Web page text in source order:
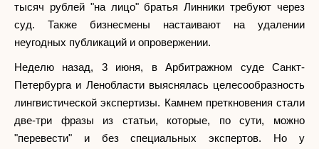
тысяч рублей "на лицо" братья Линники требуют через
суд. Также бизнесмены настаивают на удалении
неугодных публикаций и опровержении.
Неделю назад, 3 июня, в Арбитражном суде Санкт-
Петербурга и Ленобласти выяснялась целесообразность
лингвистической экспертизы. Камнем преткновения стали
две-три фразы из статьи, которые, по сути, можно
"перевести" и без специальных экспертов. Но у